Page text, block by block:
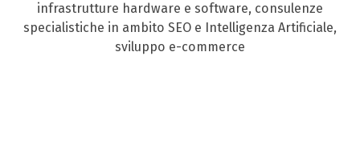
infrastrutture hardware e software, consulenze
specialistiche in ambito SEO e Intelligenza Artificiale,
sviluppo e-commerce